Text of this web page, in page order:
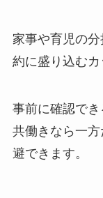
家事や育児の
約に盛り込むカ
事前に確認でき
共働きなら一
避できます。